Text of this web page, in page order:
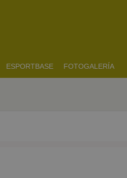
ESPORTBASE FOTOGALERÍA